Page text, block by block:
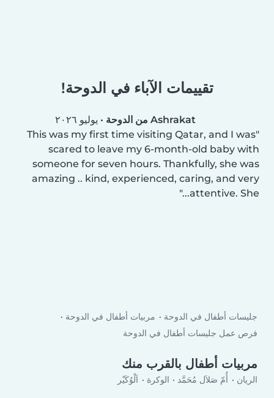
تقييمات الآباء في الدوحة!
Ashrakat من الدوحة • يوليو ٢٠٢٦
This was my first time visiting Qatar, and I was
scared to leave my 6-month-old baby with
someone for seven hours. Thankfully, she was
amazing .. kind, experienced, caring, and very
attentive. She...
جليسات أطفال في الدوحة
مربيات أطفال في الدوحة
فرص عمل جليسات أطفال في الدوحة
مربيات أطفال بالقرب منك
الريان أُمّ صَلاَل مُحَمَّد الوكرة اَلْوُكَيْر